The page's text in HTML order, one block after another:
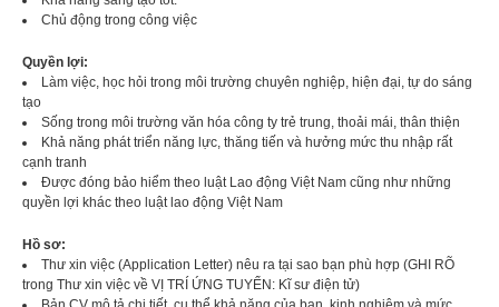
Chủ động trong công việc
Quyền lợi:
Làm việc, học hỏi trong môi trường chuyên nghiệp, hiện đại, tự do sáng
tạo
Sống trong môi trường văn hóa công ty trẻ trung, thoải mái, thân thiện
Khả năng phát triển năng lực, thăng tiến và hưởng mức thu nhập rất
cạnh tranh
Được đóng bảo hiểm theo luật Lao động Việt Nam cũng như những
quyền lợi khác theo luật lao động Việt Nam
Hồ sơ:
Thư xin việc (Application Letter) nêu ra tại sao bạn phù hợp (GHI RÕ
trong Thư xin việc về VỊ TRÍ ỨNG TUYỂN: Kĩ sư điện tử)